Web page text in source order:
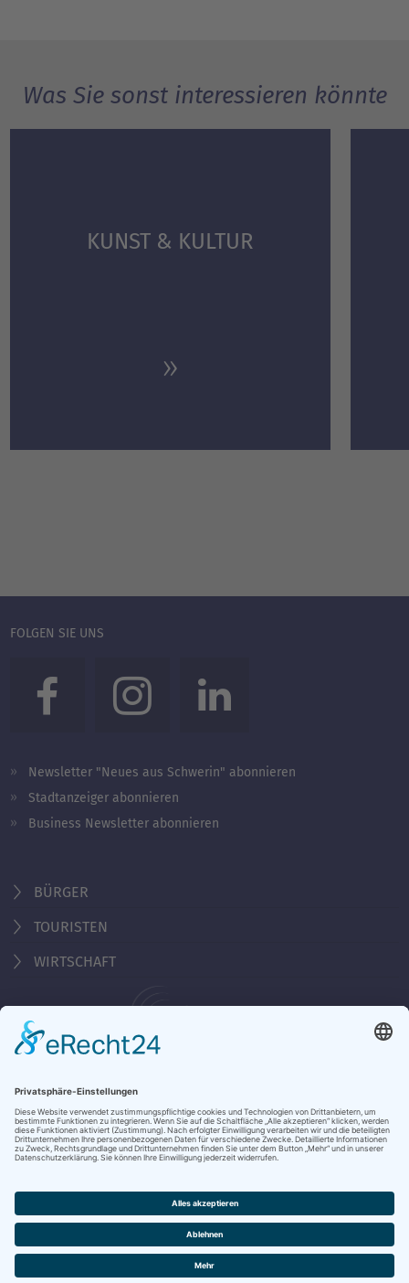
Was Sie sonst interessieren könnte
KUNST & KULTUR
FOLGEN SIE UNS
Newsletter "Neues aus Schwerin" abonnieren
Stadtanzeiger abonnieren
Business Newsletter abonnieren
BÜRGER
TOURISTEN
WIRTSCHAFT
Behördennummer 115
KONTAKT
NOTRUFE & HOTLINES
JOBS
STADTANZEIGER
BROSCHÜREN
PRESSE
DATENSCHUTZ